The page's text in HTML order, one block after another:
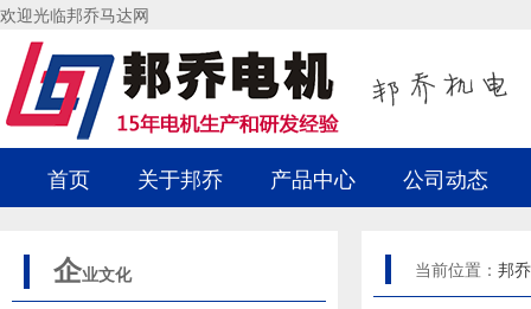
欢迎光临邦乔马达网
首页 关于邦乔 产品中心 公司动态
企业文化 当前位置： 邦